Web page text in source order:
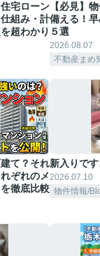
宅ローン
組み・計
超わかり
【必見】
備える！
５選
2026.08.07
不動産まめ
て？それ
ぞれのメ
徹底比較
新入りです
2026.07.10
物件情報/